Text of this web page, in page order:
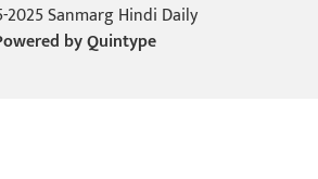
2025 Sanmarg Hindi Daily
byQuintype